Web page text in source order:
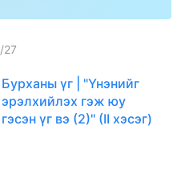
/27
Бурханы үг | "Үнэнийг
эрэлхийлэх гэж юу
гэсэн үг вэ (2)" (II хэсэг)